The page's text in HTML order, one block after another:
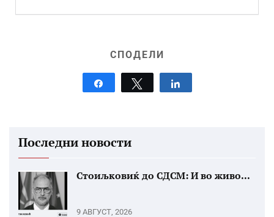
СПОДЕЛИ
Tweet
Последни новости
Стоиљковиќ до СДСМ: И во живо...
9 АВГУСТ, 2026